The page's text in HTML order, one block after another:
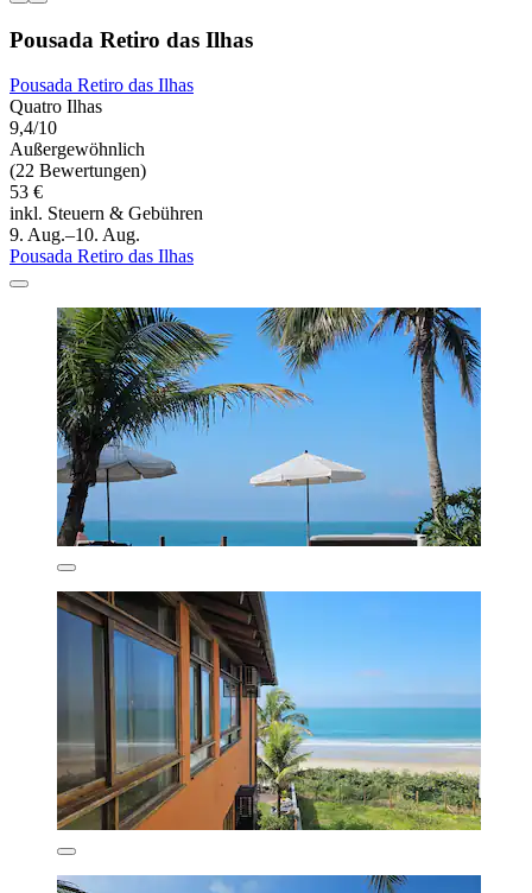
Pousada Retiro das Ilhas
Pousada Retiro das Ilhas
Quatro Ilhas
9,4/10
Außergewöhnlich
(22 Bewertungen)
53 €
inkl. Steuern & Gebühren
9. Aug.–10. Aug.
Pousada Retiro das Ilhas